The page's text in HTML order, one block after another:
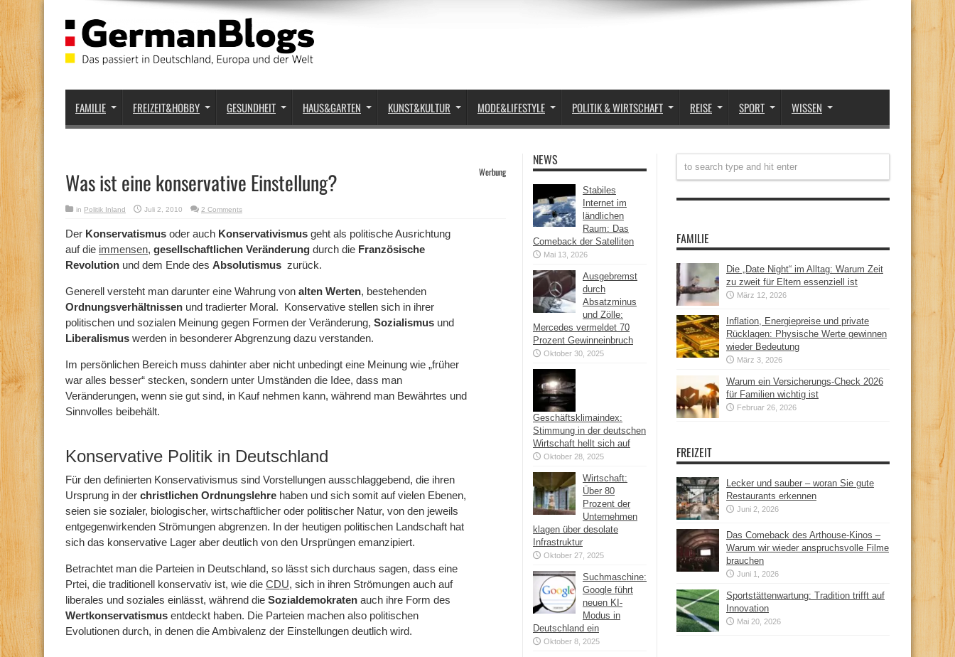
FAMILIE FREIZEIT&HOBBY GESUNDHEIT HAUS&GARTEN KUNST&KULTUR MODE&LIFESTYLE POLITIK & WIRTSCHAFT REISE SPORT WISSEN
Was ist eine konservative Einstellung? Werbung
in Politik Inland Juli 2, 2010 2 Comments
Der Konservatismus oder auch Konservativismus geht als politische Ausrichtung
auf die immensen, gesellschaftlichen Veränderung durch die Französische
Revolution und dem Ende des Absolutismus zurück.
Generell versteht man darunter eine Wahrung von alten Werten, bestehenden
Ordnungsverhältnissen und tradierter Moral. Konservative stellen sich in ihrer
politischen und sozialen Meinung gegen Formen der Veränderung, Sozialismus und
Liberalismus werden in besonderer Abgrenzung dazu verstanden.
Im persönlichen Bereich muss dahinter aber nicht unbedingt eine Meinung wie „früher
war alles besser“ stecken, sondern unter Umständen die Idee, dass man
Veränderungen, wenn sie gut sind, in Kauf nehmen kann, während man Bewährtes und
Sinnvolles beibehält.
Konservative Politik in Deutschland
Für den definierten Konservativismus sind Vorstellungen ausschlaggebend, die ihren
Ursprung in der christlichen Ordnungslehre haben und sich somit auf vielen Ebenen,
seien sie sozialer, biologischer, wirtschaftlicher oder politischer Natur, von den jeweils
entgegenwirkenden Strömungen abgrenzen. In der heutigen politischen Landschaft hat
sich das konservative Lager aber deutlich von den Ursprüngen emanzipiert.
Betrachtet man die Parteien in Deutschland, so lässt sich durchaus sagen, dass eine
Prtei, die traditionell konservativ ist, wie die CDU, sich in ihren Strömungen auch auf
liberales und soziales einlässt, während die Sozialdemokraten auch ihre Form des
Wertkonservatismus entdeckt haben. Die Parteien machen also politischen
Evolutionen durch, in denen die Ambivalenz der Einstellungen deutlich wird.
NEWS
Stabiles
Internet im
ländlichen
Raum: Das
Comeback der Satelliten
Mai 13, 2026
Ausgebremst
durch
Absatzminus
und Zölle:
Mercedes vermeldet 70
Prozent Gewinneinbruch
Oktober 30, 2025
Geschäftsklimaindex:
Stimmung in der deutschen
Wirtschaft hellt sich auf
Oktober 28, 2025
Wirtschaft:
Über 80
Prozent der
Unternehmen
klagen über desolate
Infrastruktur
Oktober 27, 2025
Suchmaschine:
Google führt
neuen KI-
Modus in
Deutschland ein
Oktober 8, 2025
FAMILIE
Die „Date Night“ im Alltag: Warum Zeit
zu zweit für Eltern essenziell ist
März 12, 2026
Inflation, Energiepreise und private
Rücklagen: Physische Werte gewinnen
wieder Bedeutung
März 3, 2026
Warum ein Versicherungs-Check 2026
für Familien wichtig ist
Februar 26, 2026
FREIZEIT
Lecker und sauber – woran Sie gute
Restaurants erkennen
Juni 2, 2026
Das Comeback des Arthouse-Kinos –
Warum wir wieder anspruchsvolle Filme
brauchen
Juni 1, 2026
Sportstättenwartung: Tradition trifft auf
Innovation
Mai 20, 2026